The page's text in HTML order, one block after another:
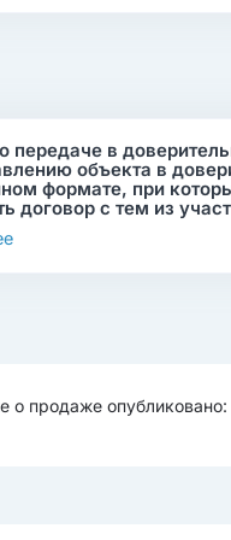
передаче в
объекта в
формате, при
договор с тем из
о продаже